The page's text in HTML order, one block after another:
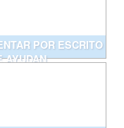
POR ESCRITO
AYUDAN